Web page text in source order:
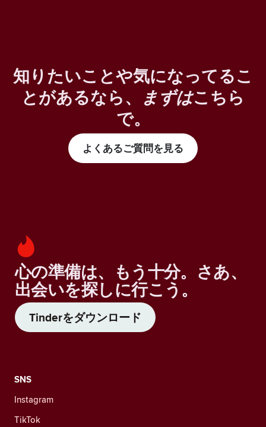
知りたいことや気になってるこ
とがあるなら、
まずはこちら
で。
よくあるご質問を見る
心の準備は、もう十分。さあ、
出会いを探しに行こう。
Tinderをダウンロード
SNS
Instagram
TikTok